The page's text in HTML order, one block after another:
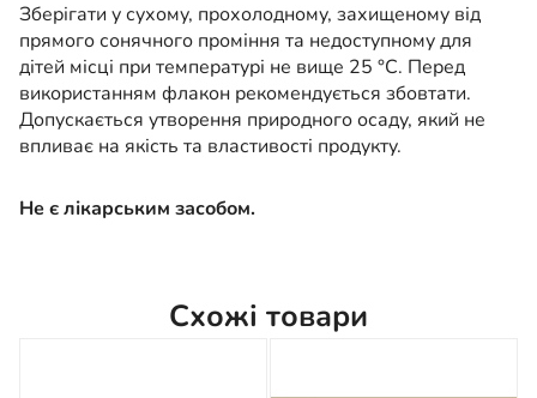
Зберігати у сухому, прохолодному, захищеному від
прямого сонячного проміння та недоступному для
дітей місці при температурі не вище 25 °C. Перед
використанням флакон рекомендується збовтати.
Допускається утворення природного осаду, який не
впливає на якість та властивості продукту.
Не є лікарським засобом.
Схожі товари